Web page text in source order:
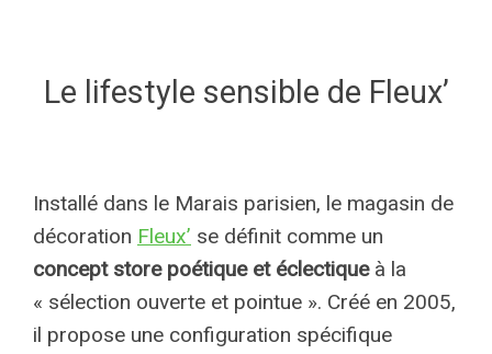
Le lifestyle sensible de Fleux’
Installé dans le Marais parisien, le magasin de
décoration Fleux’ se définit comme un
concept store poétique et éclectiqueà la
« sélection ouverte et pointue ». Créé en 2005,
il propose une configuration spécifique